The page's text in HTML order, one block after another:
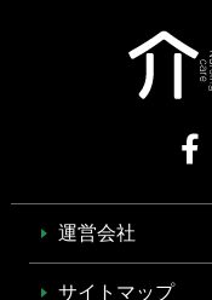
運営会社
サイトマップ